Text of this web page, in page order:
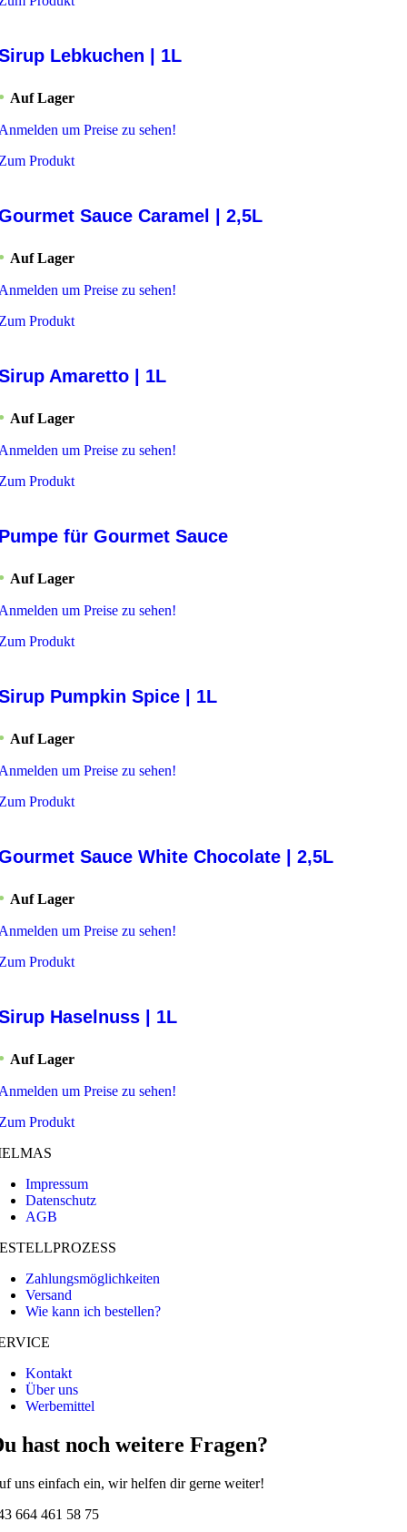
Lebkuchen | 1L
Auf Lager
um Preise zu sehen!
Produkt
Sauce Caramel | 2,5L
Auf Lager
um Preise zu sehen!
Produkt
Amaretto | 1L
Auf Lager
um Preise zu sehen!
Produkt
für Gourmet Sauce
Auf Lager
um Preise zu sehen!
Produkt
Pumpkin Spice | 1L
Auf Lager
um Preise zu sehen!
Produkt
Sauce White Chocolate | 2,5L
Auf Lager
um Preise zu sehen!
Produkt
Haselnuss | 1L
Auf Lager
um Preise zu sehen!
Produkt
Impressum
Datenschutz
AGB
Zahlungsmöglichkeiten
Versand
Wie kann ich bestellen?
Kontakt
Über uns
Werbemittel
hast noch weitere Fragen?
uns einfach ein, wir helfen dir gerne weiter!
664 461 58 75